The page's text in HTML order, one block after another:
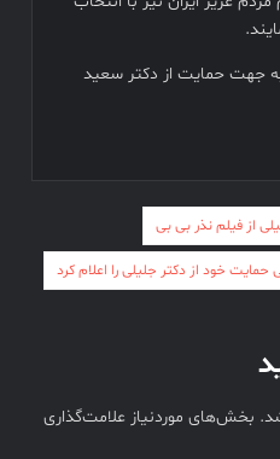
جهت حمایت از دکتر سعید
از فیلم نذر بی بی
حمایت خود از دکتر جلیلی را اعلام کرد
بخش‌های موردنیاز علامت‌گذاری